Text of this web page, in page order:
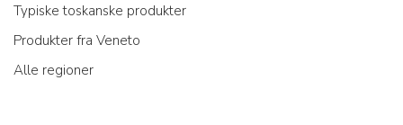
Typiske toskanske produkter
Produkter fra Veneto
Alle regioner